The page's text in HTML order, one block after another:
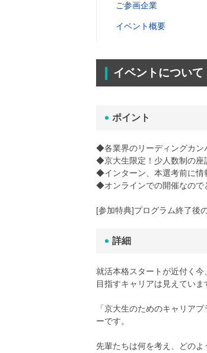
ご参画企業
イベント概要
イベントについて
ポイント
◆各業界のリーディングカン
◆京大生限定！少人数制の座
◆インターン、本選考前に情
◆オンラインでの開催なので
[参加特典]プログラム終了後
詳細
就活本格スタートが近付く
目指すキャリアは見えていま
「京大生のためのキャリア
ーです。
先輩たちは何を考え、どのよ